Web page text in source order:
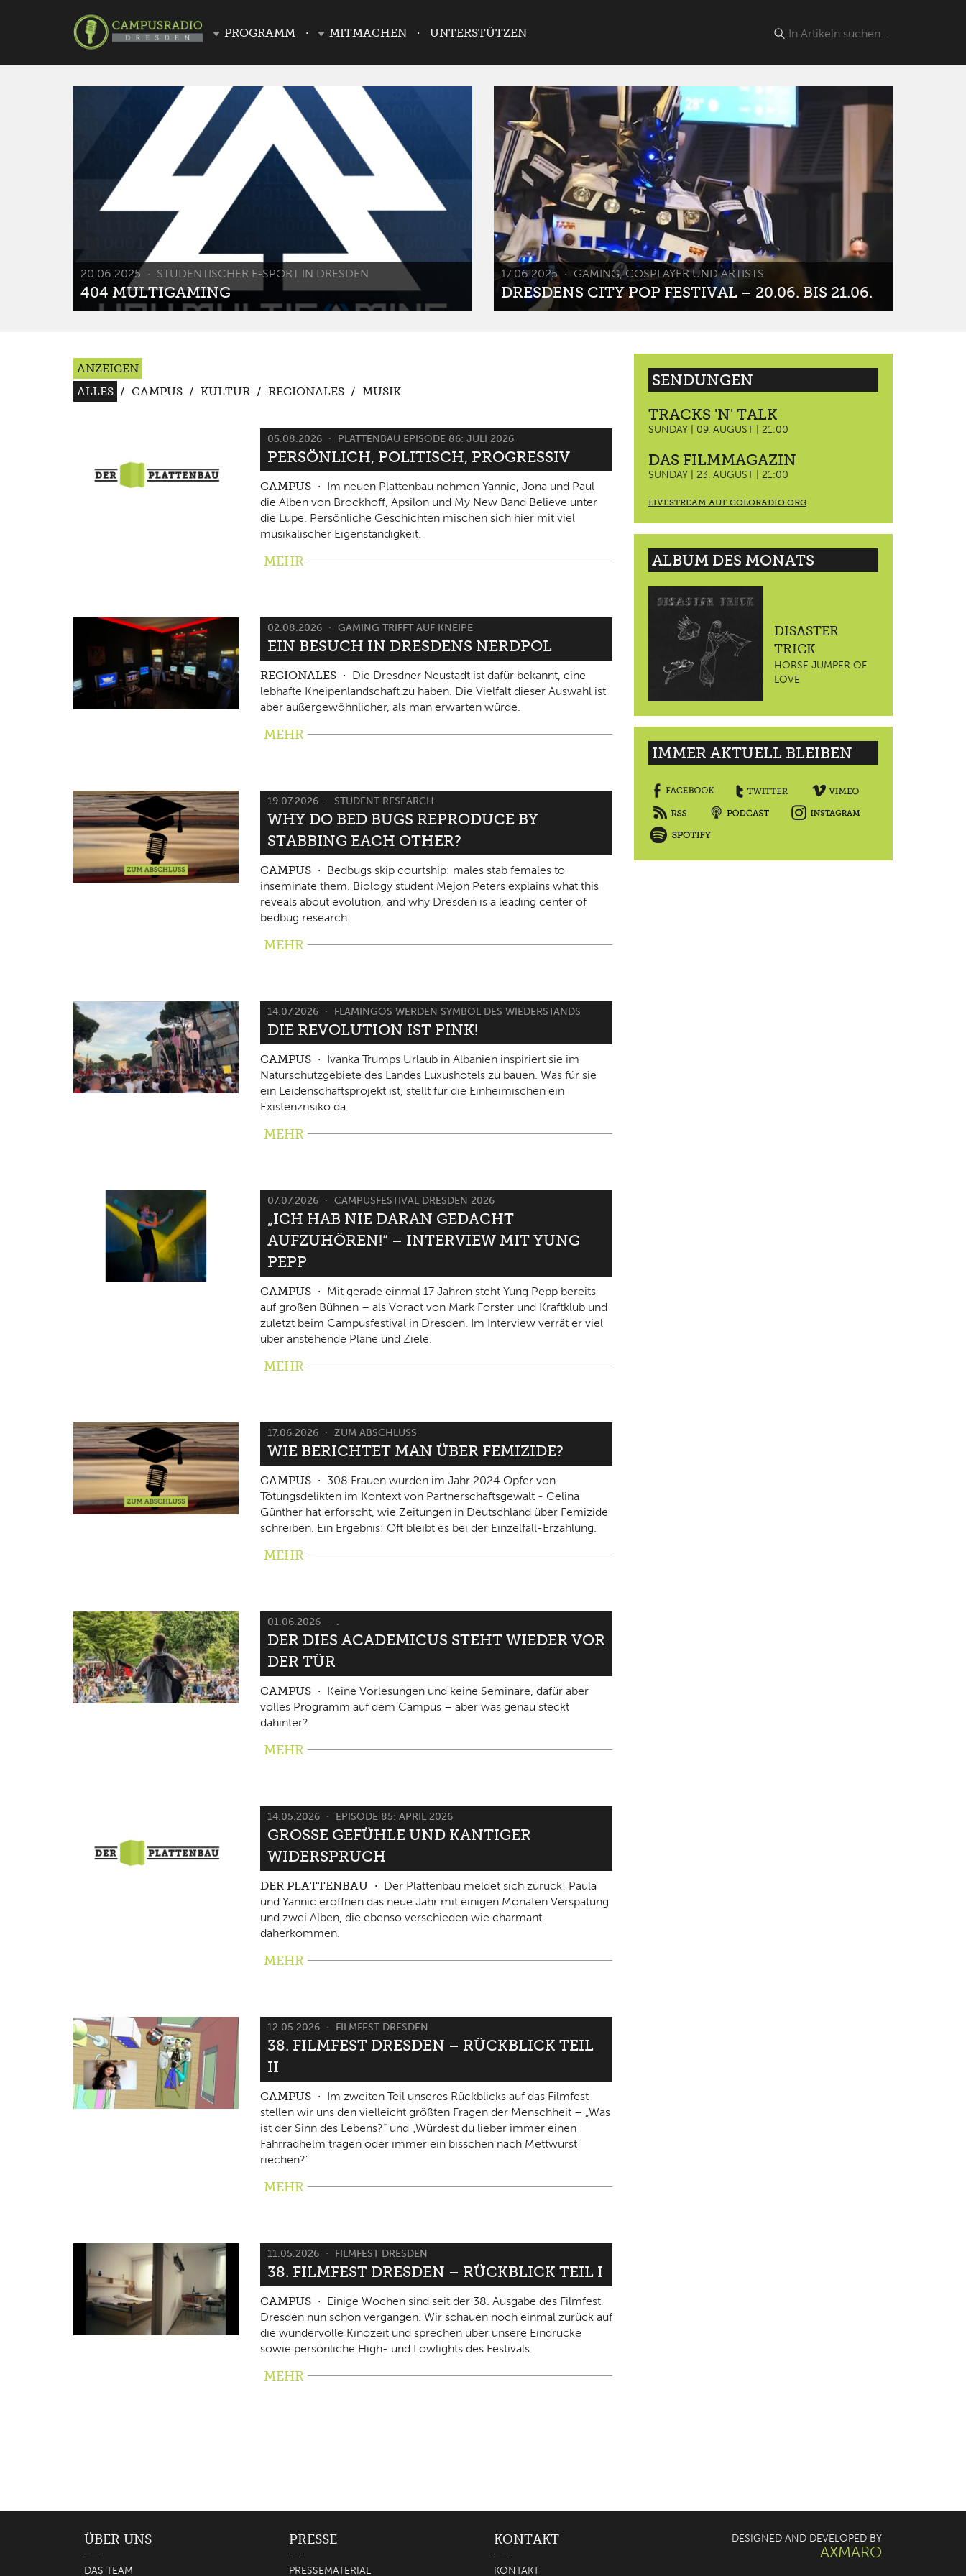
PROGRAMM MITMACHEN UNTERSTÜTZEN
20.06.2025 STUDENTISCHER E-SPORT IN DRESDEN
404 MULTIGAMING
17.06.2025 GAMING, COSPLAYER UND ARTISTS
DRESDENS CITY POP FESTIVAL – 20.06. BIS 21.06.
ANZEIGEN
ALLES / CAMPUS / KULTUR / REGIONALES / MUSIK
05.08.2026 PLATTENBAU EPISODE 86: JULI 2026
PERSÖNLICH, POLITISCH, PROGRESSIV
CAMPUS
Im neuen Plattenbau nehmen Yannic, Jona und Paul
die Alben von Brockhoff, Apsilon und My New Band Believe unter
die Lupe. Persönliche Geschichten mischen sich hier mit viel
musikalischer Eigenständigkeit.
MEHR
02.08.2026 GAMING TRIFFT AUF KNEIPE
EIN BESUCH IN DRESDENS NERDPOL
REGIONALES
Die Dresdner Neustadt ist dafür bekannt, eine
lebhafte Kneipenlandschaft zu haben. Die Vielfalt dieser Auswahl ist
aber außergewöhnlicher, als man erwarten würde.
MEHR
19.07.2026 STUDENT RESEARCH
WHY DO BED BUGS REPRODUCE BY
STABBING EACH OTHER?
CAMPUS
Bedbugs skip courtship: males stab females to
inseminate them. Biology student Mejon Peters explains what this
reveals about evolution, and why Dresden is a leading center of
bedbug research.
MEHR
14.07.2026 FLAMINGOS WERDEN SYMBOL DES WIEDERSTANDS
DIE REVOLUTION IST PINK!
CAMPUS
Ivanka Trumps Urlaub in Albanien inspiriert sie im
Naturschutzgebiete des Landes Luxushotels zu bauen. Was für sie
ein Leidenschaftsprojekt ist, stellt für die Einheimischen ein
Existenzrisiko da.
MEHR
07.07.2026 CAMPUSFESTIVAL DRESDEN 2026
„ICH HAB NIE DARAN GEDACHT
AUFZUHÖREN!“ – INTERVIEW MIT YUNG
PEPP
CAMPUS
Mit gerade einmal 17 Jahren steht Yung Pepp bereits
auf großen Bühnen – als Voract von Mark Forster und Kraftklub und
zuletzt beim Campusfestival in Dresden. Im Interview verrät er viel
über anstehende Pläne und Ziele.
MEHR
17.06.2026 ZUM ABSCHLUSS
WIE BERICHTET MAN ÜBER FEMIZIDE?
CAMPUS
308 Frauen wurden im Jahr 2024 Opfer von
Tötungsdelikten im Kontext von Partnerschaftsgewalt - Celina
Günther hat erforscht, wie Zeitungen in Deutschland über Femizide
schreiben. Ein Ergebnis: Oft bleibt es bei der Einzelfall-Erzählung.
MEHR
01.06.2026 .
DER DIES ACADEMICUS STEHT WIEDER VOR
DER TÜR
CAMPUS
Keine Vorlesungen und keine Seminare, dafür aber
volles Programm auf dem Campus – aber was genau steckt
dahinter?
MEHR
14.05.2026 EPISODE 85: APRIL 2026
GROSSE GEFÜHLE UND KANTIGER W
IDERSPRUCH
DER PLATTENBAU
Der Plattenbau meldet sich zurück! Paula
und Yannic eröffnen das neue Jahr mit einigen Monaten Verspätung
und zwei Alben, die ebenso verschieden wie charmant
daherkommen.
MEHR
12.05.2026 FILMFEST DRESDEN
38. FILMFEST DRESDEN – RÜCKBLICK TEIL
II
CAMPUS
Im zweiten Teil unseres Rückblicks auf das Filmfest
stellen wir uns den vielleicht größten Fragen der Menschheit – „Was
ist der Sinn des Lebens?“ und „Würdest du lieber immer einen
Fahrradhelm tragen oder immer ein bisschen nach Mettwurst
riechen?"
MEHR
11.05.2026 FILMFEST DRESDEN
38. FILMFEST DRESDEN – RÜCKBLICK TEIL I
CAMPUS
Einige Wochen sind seit der 38. Ausgabe des Filmfest
Dresden nun schon vergangen. Wir schauen noch einmal zurück auf
die wundervolle Kinozeit und sprechen über unsere Eindrücke
sowie persönliche High- und Lowlights des Festivals.
MEHR
SENDUNGEN
TRACKS 'N' TALK
SUNDAY | 09. AUGUST | 21:00
DAS FILMMAGAZIN
SUNDAY | 23. AUGUST | 21:00
LIVESTREAM AUF COLORADIO.ORG
ALBUM DES MONATS
DISASTER
TRICK
HORSE JUMPER OF
LOVE
IMMER AKTUELL BLEIBEN
ÜBER UNS
DAS TEAM
PRESSE
PRESSEMATERIAL
KONTAKT
KONTAKT
DESIGNED AND DEVELOPED BY
AXMARO